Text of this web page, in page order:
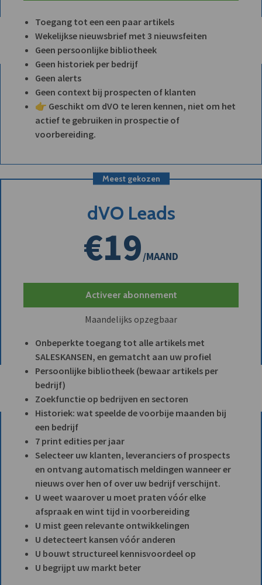
Toegang tot een een paar artikels
Wekelijkse nieuwsbrief met 3 nieuwsfeiten
Geen persoonlijke bibliotheek
Geen historiek per bedrijf
Geen alerts
Geen context bij prospecten of klanten
👉 Geschikt om dVO te leren kennen, niet om het
actief te gebruiken in prospectie of
voorbereiding.
Meest gekozen
dVO Leads
€19/MAAND
Activeer abonnement
Maandelijks opzegbaar
Onbeperkte toegang tot alle artikels met
SALESKANSEN, en gematcht aan uw profiel
Persoonlijke bibliotheek (bewaar artikels per
bedrijf)
Zoekfunctie op bedrijven en sectoren
Historiek: wat speelde de voorbije maanden bij
een bedrijf
7 print edities per jaar
Selecteer uw klanten, leveranciers of prospects
en ontvang automatisch meldingen wanneer er
nieuws over hen of over uw bedrijf verschijnt.
U weet waarover u moet praten vóór elke
afspraak en wint tijd in voorbereiding
U mist geen relevante ontwikkelingen
U detecteert kansen vóór anderen
U bouwt structureel kennisvoordeel op
U begrijpt uw markt beter